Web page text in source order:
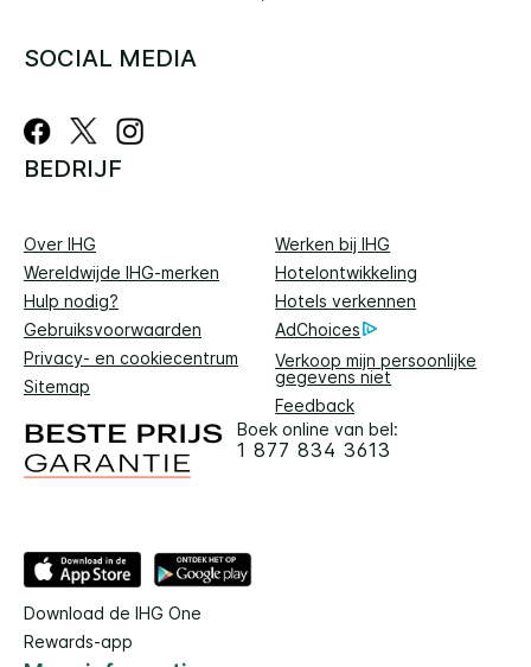
SOCIAL MEDIA
BEDRIJF
Over IHG
Werken bij IHG
Wereldwijde IHG-merken
Hotelontwikkeling
Hulp nodig?
Hotels verkennen
Gebruiksvoorwaarden
AdChoices
Privacy- en cookiecentrum
Verkoop mijn persoonlijke
gegevens niet
Sitemap
Feedback
Boek online van bel:
1 877 834 3613
Download de IHG One
Rewards-app